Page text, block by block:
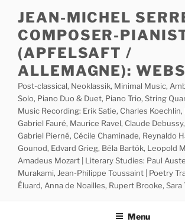
content
JEAN-MICHEL
COMPOSER-
(APFELSAFT /
ALLEMAGNE):
Post-classical, Neoklassik, Minimal Music,
Solo, Piano Duo & Duet, Piano Trio, String
Music Recording: Erik Satie, Charles Koechlin,
Gabriel Fauré, Maurice Ravel, Claude
Gabriel Pierné, Cécile Chaminade, Reynaldo
Gounod, Edvard Grieg, Béla Bartók, Leopold
Amadeus Mozart | Literary Studies: Paul
Murakami, Jean-Philippe Toussaint | Poetry
Éluard, Anna de Noailles, Rupert Brooke, Sara
Menu